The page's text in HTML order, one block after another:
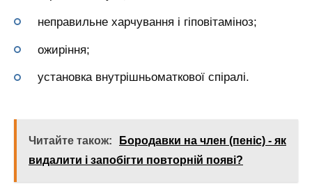
неправильне харчування і гіповітаміноз;
ожиріння;
установка внутрішньоматкової спіралі.
Читайте також:
Бородавки на член (пеніс) - як
видалити і запобігти повторній появі?